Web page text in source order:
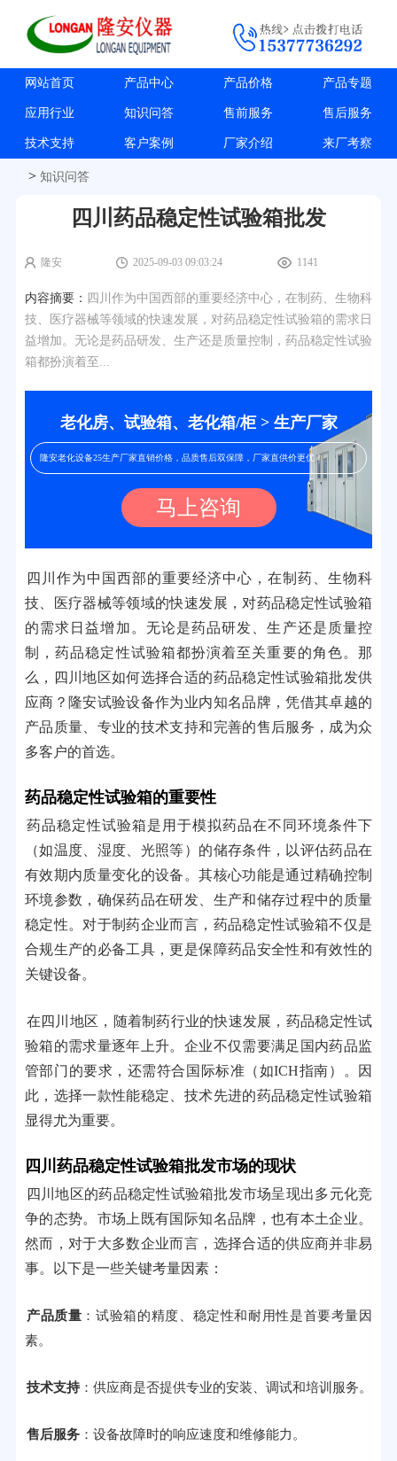
网站首页 产品中心 产品价格 产品专题
应用行业 知识问答 售前服务 售后服务
技术支持 客户案例 厂家介绍 来厂考察
> 知识问答
四川药品稳定性试验箱批发
隆安 2025-09-03 09:03:24 1141
内容摘要： 四川作为中国西部的重要经济中心，在制药、生物科
技、医疗器械等领域的快速发展，对药品稳定性试验箱的需求日
益增加。无论是药品研发、生产还是质量控制，药品稳定性试验
箱都扮演着至...
老化房、试验箱、老化箱/柜 > 生产厂家
隆安老化设备25生产厂家直销价格，品质售后双保障，厂家直供价更优！
马上咨询
四川作为中国西部的重要经济中心，在制药、生物科
技、医疗器械等领域的快速发展，对药品稳定性试验箱
的需求日益增加。无论是药品研发、生产还是质量控
制，药品稳定性试验箱都扮演着至关重要的角色。那
么，四川地区如何选择合适的药品稳定性试验箱批发供
应商？隆安试验设备作为业内知名品牌，凭借其卓越的
产品质量、专业的技术支持和完善的售后服务，成为众
多客户的首选。
药品稳定性试验箱的重要性
药品稳定性试验箱是用于模拟药品在不同环境条件下
（如温度、湿度、光照等）的储存条件，以评估药品在
有效期内质量变化的设备。其核心功能是通过精确控制
环境参数，确保药品在研发、生产和储存过程中的质量
稳定性。对于制药企业而言，药品稳定性试验箱不仅是
合规生产的必备工具，更是保障药品安全性和有效性的
关键设备。
在四川地区，随着制药行业的快速发展，药品稳定性试
验箱的需求量逐年上升。企业不仅需要满足国内药品监
管部门的要求，还需符合国际标准（如ICH指南）。因
此，选择一款性能稳定、技术先进的药品稳定性试验箱
显得尤为重要。
四川药品稳定性试验箱批发市场的现状
四川地区的药品稳定性试验箱批发市场呈现出多元化竞
争的态势。市场上既有国际知名品牌，也有本土企业。
然而，对于大多数企业而言，选择合适的供应商并非易
事。以下是一些关键考量因素：
产品质量 ：试验箱的精度、稳定性和耐用性是首要考量因
素。
技术支持：供应商是否提供专业的安装、调试和培训服务。
售后服务：设备故障时的响应速度和维修能力。